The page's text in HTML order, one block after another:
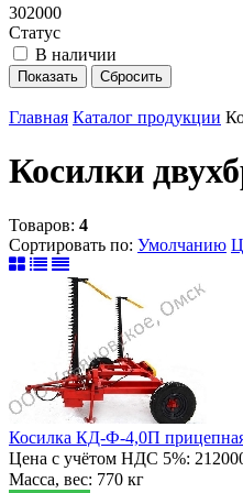
302000
Статус
В наличии
Главная Каталог продукции
Косилки
Товаров: 4
Сортировать по: Умолчанию
Косилка КД-Ф-4,0П прицепная
Цена с учётом НДС 5%:
Масса, вес: 770 кг